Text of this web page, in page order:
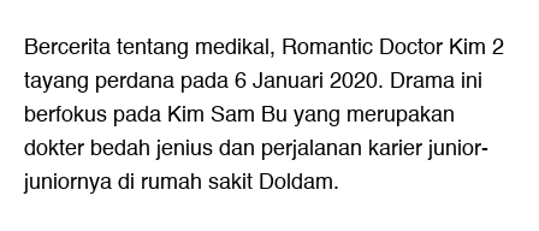
Bercerita tentang medikal, Romantic Doctor Kim 2
tayang perdana pada 6 Januari 2020. Drama ini
berfokus pada Kim Sam Bu yang merupakan
dokter bedah jenius dan perjalanan karier junior-
juniornya di rumah sakit Doldam.